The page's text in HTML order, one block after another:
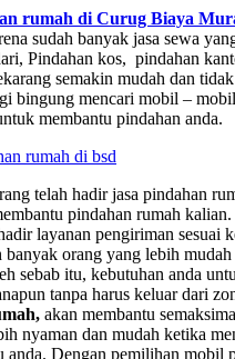
rumah di Curug Biaya
sudah banyak jasa sewa
Pindahan kos, pindahan
semakin mudah dan
bingung mencari mobil –
membantu pindahan anda.
telah hadir jasa pindahan
pindahan rumah
layanan pengiriman sesuai
banyak orang yang lebih
sebab itu, kebutuhan anda
tanpa harus keluar dari
akan membantu
nyaman dan mudah ketika
anda. Dengan pemilihan mobil